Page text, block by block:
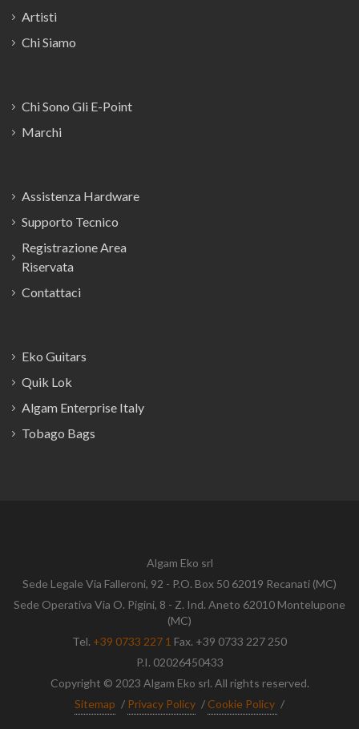
Artisti
Chi Siamo
Chi Sono Gli E-Point
Marchi
Assistenza Hardware
Supporto Tecnico
Registrazione Area
Riservata
Contattaci
Eko Guitars
Quik Lok
Algam Enterprise Italy
Tobago Bags
Algam Eko srl
Sede Legale Via Falleroni, 92 - P.O. Box 50 62019 Recanati (MC)
Sede Operativa Via O. Pigini, 8 - Z. Ind. Aneto 62010 Montelupone
(MC)
Tel. +39 0733 227 1 Fax. +39 0733 227 250
P.I. 02026450433
Copyright © 2023 Algam Eko srl. All rights reserved.
Sitemap / Privacy Policy / Cookie Policy /